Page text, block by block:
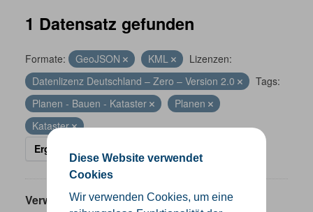
Diese Website verwendet
Cookies
Wir verwenden Cookies, um eine
1 Datensatz gefunden
Formate: GeoJSON KML
Lizenzen:
Datenlizenz Deutschland – Zero – Version 2.0
Tags:
Planen - Bauen - Kataster
Planen
Kataster
Ergebnisse filtern
Verwaltungsgrenzen